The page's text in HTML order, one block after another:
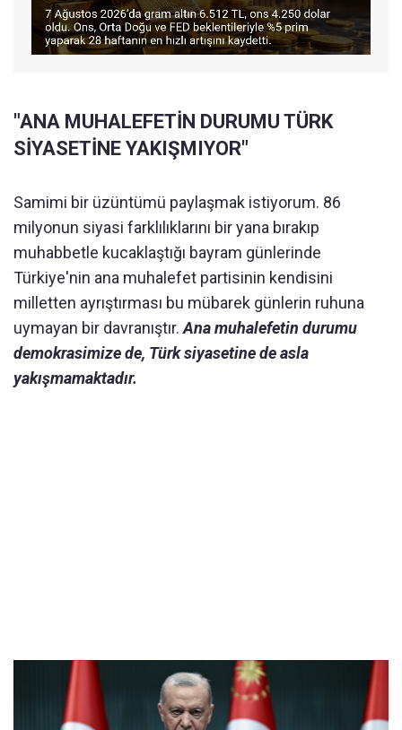
"ANA MUHALEFETİN DURUMU TÜRK
SİYASETİNE YAKIŞMIYOR"
Samimi bir üzüntümü paylaşmak istiyorum. 86
milyonun siyasi farklılıklarını bir yana bırakıp
muhabbetle kucaklaştığı bayram günlerinde
Türkiye'nin ana muhalefet partisinin kendisini
milletten ayrıştırması bu mübarek günlerin ruhuna
uymayan bir davranıştır.Ana muhalefetin durumu
demokrasimize de, Türk siyasetine de asla
yakışmamaktadır.